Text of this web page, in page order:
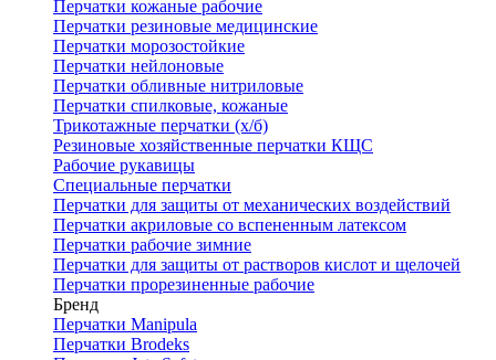
Перчатки кожаные рабочие
Перчатки резиновые медицинские
Перчатки морозостойкие
Перчатки нейлоновые
Перчатки обливные нитриловые
Перчатки спилковые, кожаные
Трикотажные перчатки (х/б)
Резиновые хозяйственные перчатки КЩС
Рабочие рукавицы
Специальные перчатки
Перчатки для защиты от механических воздействий
Перчатки акриловые со вспененным латексом
Перчатки рабочие зимние
Перчатки для защиты от растворов кислот и щелочей
Перчатки прорезиненные рабочие
Бренд
Перчатки Manipula
Перчатки Brodeks